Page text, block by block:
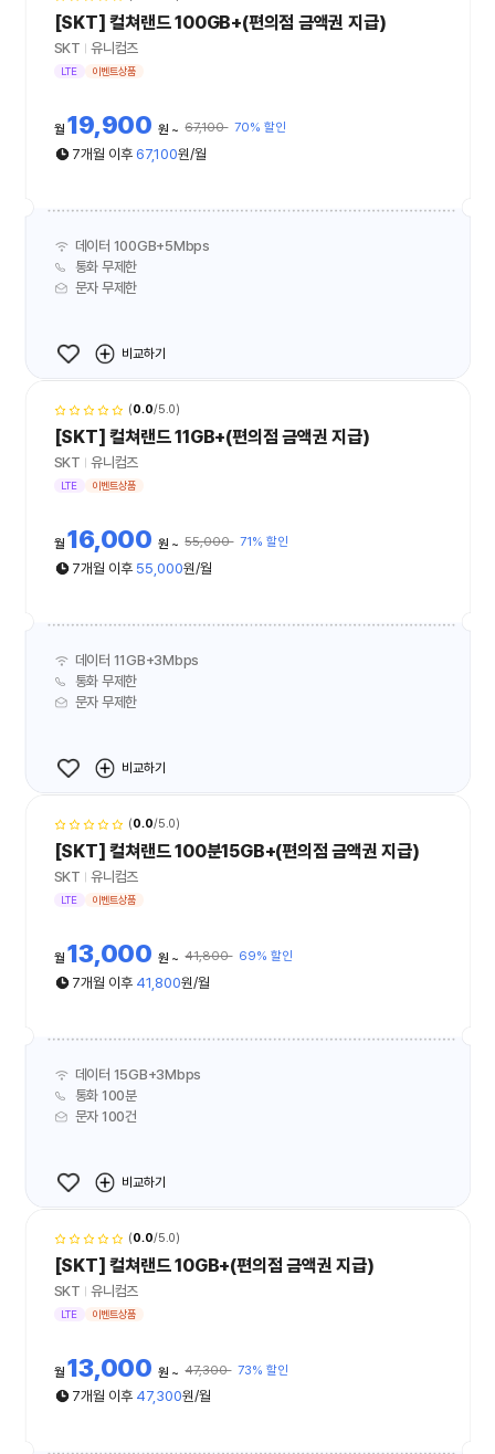
[SKT] 컬쳐랜드 100GB+(편의점 금액권 지급)
SKT 유니컴즈
LTE 이벤트상품
월 19,900 원 67,100 70% 할인
7개월 이후 67,100원/월
데이터 100GB+5Mbps
통화 무제한
문자 무제한
비교하기
(0.0/5.0)
[SKT] 컬쳐랜드 11GB+(편의점 금액권 지급)
SKT 유니컴즈
LTE 이벤트상품
월 16,000 원 55,000 71% 할인
7개월 이후 55,000원/월
데이터 11GB+3Mbps
통화 무제한
문자 무제한
비교하기
(0.0/5.0)
[SKT] 컬쳐랜드 100분15GB+(편의점 금액권 지급)
SKT 유니컴즈
LTE 이벤트상품
월 13,000 원 41,800 69% 할인
7개월 이후 41,800원/월
데이터 15GB+3Mbps
통화 100분
문자 100건
비교하기
(0.0/5.0)
[SKT] 컬쳐랜드 10GB+(편의점 금액권 지급)
SKT 유니컴즈
LTE 이벤트상품
월 13,000 원 47,300 73% 할인
7개월 이후 47,300원/월